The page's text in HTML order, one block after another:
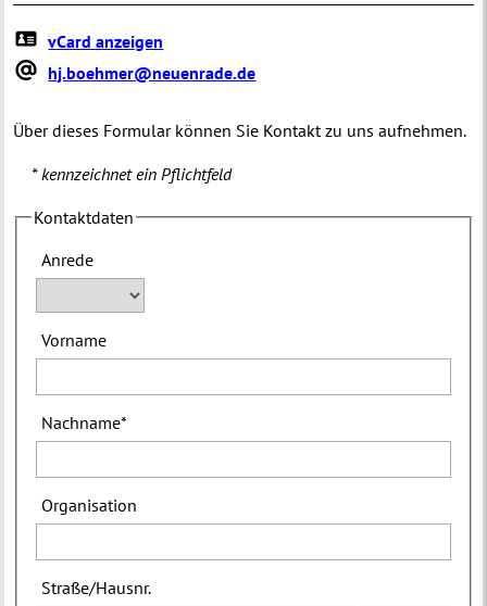
vCard anzeigen
hj.boehmer@neuenrade.de
Über dieses Formular können Sie Kontakt zu uns aufnehmen.
* kennzeichnet ein Pflichtfeld
Kontaktdaten
Anrede
Vorname
Nachname*
Organisation
Straße/Hausnr.